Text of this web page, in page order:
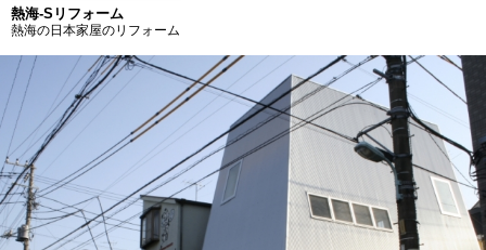
熱海-Sリフォーム
熱海の日本家屋のリフォーム